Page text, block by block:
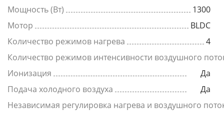
Мощность (Вт)
1300
Мотор
BLDC
Количество режимов нагрева
4
Количество режимов интенсивности воздушного
Ионизация
Да
Подача холодного воздуха
Да
Независимая регулировка нагрева и воздушного